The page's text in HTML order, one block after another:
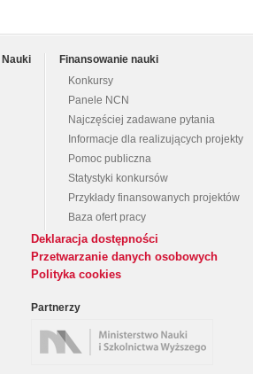
Nauki
Finansowanie nauki
Konkursy
Panele NCN
Najczęściej zadawane pytania
Informacje dla realizujących projekty
Pomoc publiczna
Statystyki konkursów
Przykłady finansowanych projektów
Baza ofert pracy
Deklaracja dostępności
Przetwarzanie danych osobowych
Polityka cookies
Partnerzy